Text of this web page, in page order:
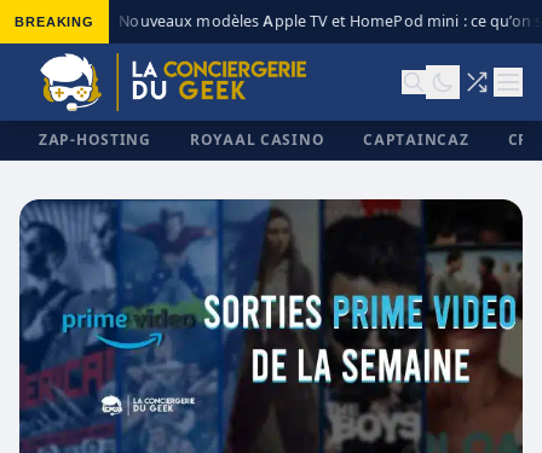
BREAKING◆ Nouveaux modèles Apple TV et HomePod mini : ce qu’on
ZAP-HOSTING ROYAAL CASINO CAPTAINCAZ
✕